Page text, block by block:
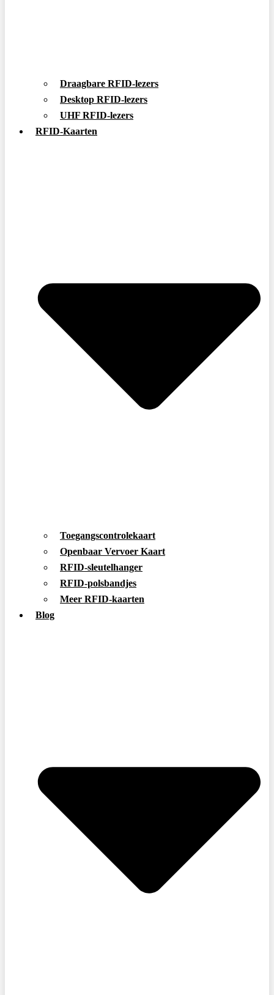
Draagbare RFID-lezers
Desktop RFID-lezers
UHF RFID-lezers
RFID-Kaarten
Toegangscontrolekaart
Openbaar Vervoer Kaart
RFID-sleutelhanger
RFID-polsbandjes
Meer RFID-kaarten
Blog